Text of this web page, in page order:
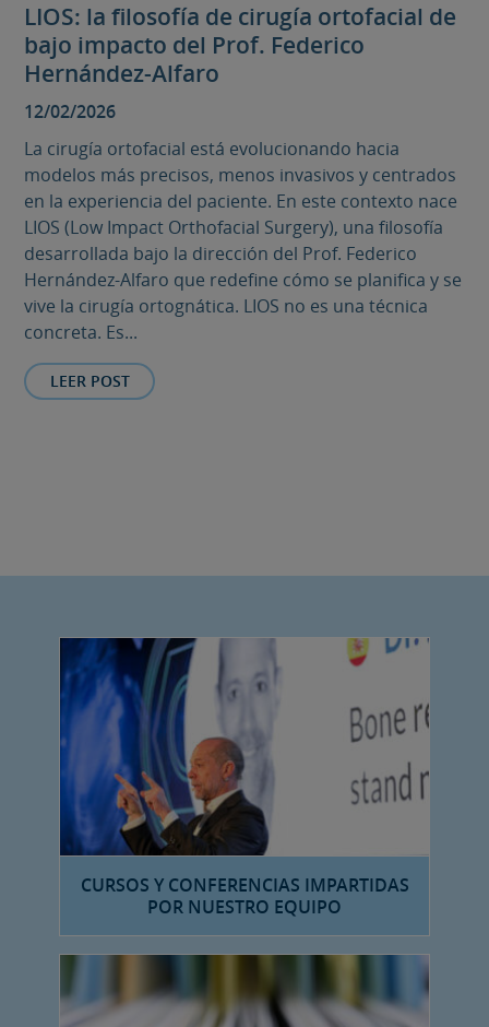
LIOS: la filosofía de cirugía ortofacial de
bajo impacto del Prof. Federico
Hernández-Alfaro
12/02/2026
La cirugía ortofacial está evolucionando hacia
modelos más precisos, menos invasivos y centrados
en la experiencia del paciente. En este contexto nace
LIOS (Low Impact Orthofacial Surgery), una filosofía
desarrollada bajo la dirección del Prof. Federico
Hernández-Alfaro que redefine cómo se planifica y se
vive la cirugía ortognática. LIOS no es una técnica
concreta. Es...
LEER POST
CURSOS Y CONFERENCIAS IMPARTIDAS
POR NUESTRO EQUIPO